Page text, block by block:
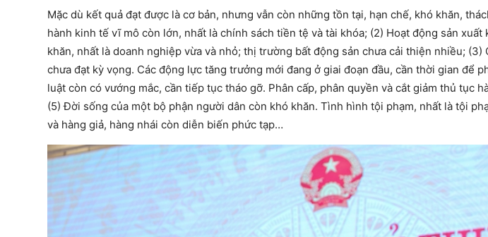
Mặc dù kết quả đạt được là cơ bản, nhưng vẫn còn những tồn tại, hạn chế, khó khăn,
hành kinh tế vĩ mô còn lớn, nhất là chính sách tiền tệ và tài khóa; (2) Hoạt động sản
khăn, nhất là doanh nghiệp vừa và nhỏ; thị trường bất động sản chưa cải thiện nhiều;
chưa đạt kỳ vọng. Các động lực tăng trưởng mới đang ở giai đoạn đầu, cần thời gian để
luật còn có vướng mắc, cần tiếp tục tháo gỡ. Phân cấp, phân quyền và cắt giảm thủ tục
(5) Đời sống của một bộ phận người dân còn khó khăn. Tình hình tội phạm, nhất là tội
và hàng giả, hàng nhái còn diễn biến phức tạp…